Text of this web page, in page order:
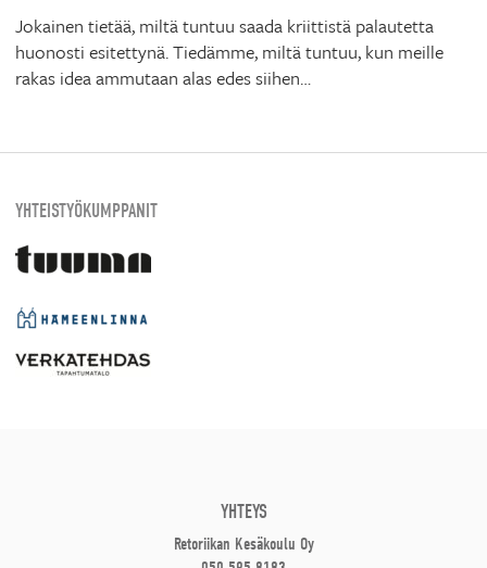
Jokainen tietää, miltä tuntuu saada kriittistä palautetta
huonosti esitettynä. Tiedämme, miltä tuntuu, kun meille
rakas idea ammutaan alas edes siihen…
YHTEISTYÖKUMPPANIT
YHTEYS
Retoriikan Kesäkoulu Oy